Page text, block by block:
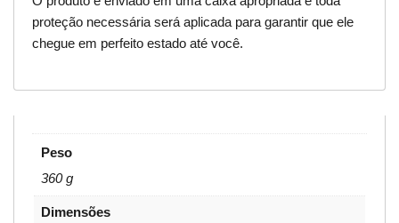
proteção necessária será aplicada para garantir que ele
chegue em perfeito estado até você.
Peso
360 g
Dimensões